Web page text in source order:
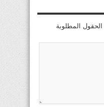
الحقول المطلوبة